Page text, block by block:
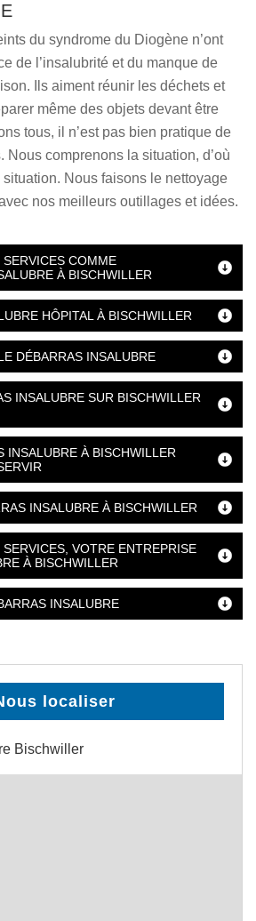
du syndrome du Diogène n’ont
de l’insalubrité et du manque de
Ils aiment réunir les déchets et
même des objets devant être
tous, il n’est pas bien pratique de
Nous comprenons la situation, d’où
Nous faisons le nettoyage
nos meilleurs outillages et idées.
COMME
À BISCHWILLER
HÔPITAL À BISCHWILLER
DÉBARRAS INSALUBRE
INSALUBRE SUR BISCHWILLER
INSALUBRE À BISCHWILLER
INSALUBRE À BISCHWILLER
VOTRE ENTREPRISE
À BISCHWILLER
INSALUBRE
localiser
Bischwiller